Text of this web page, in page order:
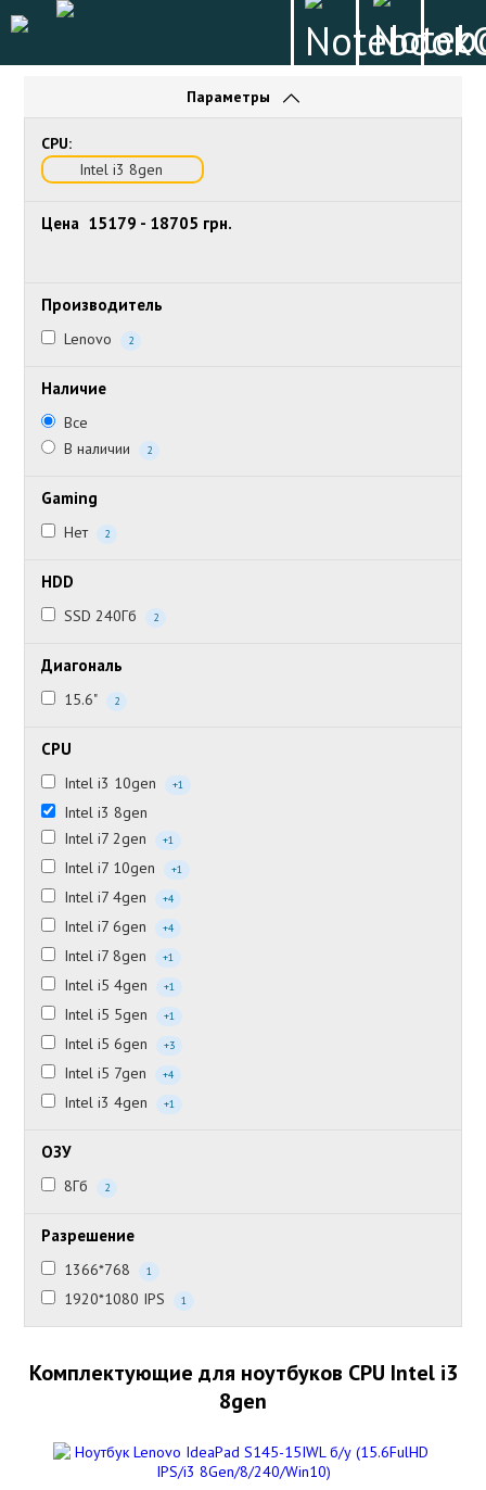
Параметры
CPU:
Intel i3 8gen
Цена 15179 - 18705 грн.
Производитель
Lenovo 2
Наличие
Все
В наличии
2
Gaming
Нет 2
HDD
SSD 240Гб 2
Диагональ
15.6" 2
CPU
Intel i3 10gen +1
Intel i3 8gen
Intel i7 2gen
+1
Intel i7 10gen +1
Intel i7 4gen +4
Intel i7 6gen +4
Intel i7 8gen +1
Intel i5 4gen +1
Intel i5 5gen +1
Intel i5 6gen +3
Intel i5 7gen +4
Intel i3 4gen +1
ОЗУ
8Гб 2
Разрешение
1366*768 1
1920*1080 IPS 1
Комплектующие для ноутбуков CPU Intel i3
8gen